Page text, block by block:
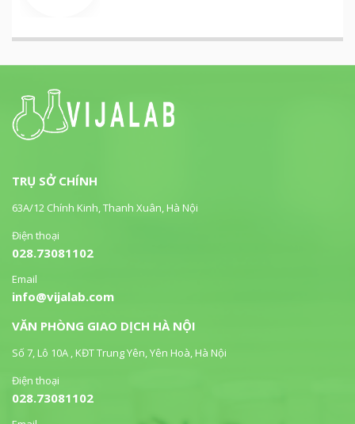
TRỤ SỞ CHÍNH
63A/12 Chính Kinh, Thanh Xuân, Hà Nội
Điện thoại
028.73081102
Email
info@vijalab.com
VĂN PHÒNG GIAO DỊCH HÀ NỘI
Số 7, Lô 10A , KĐT Trung Yên, Yên Hoà, Hà Nội
Điện thoại
028.73081102